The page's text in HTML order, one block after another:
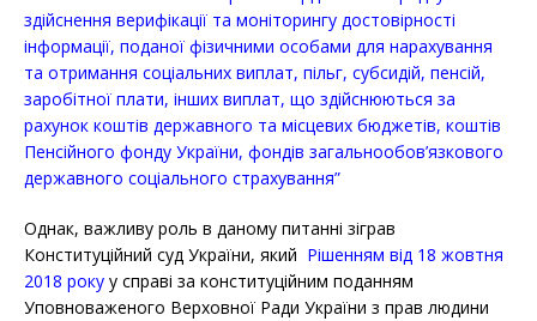
здійснення верифікації та моніторингу достовірності
інформації, поданої фізичними особами для нарахування
та отримання соціальних виплат, пільг, субсидій, пенсій,
заробітної плати, інших виплат, що здійснюються за
рахунок коштів державного та місцевих бюджетів, коштів
Пенсійного фонду України, фондів загальнообов’язкового
державного соціального страхування”
Однак, важливу роль в даному питанні зіграв
Конституційний суд України, який Рішенням від 18 жовтня
2018 року у справі за конституційним поданням
Уповноваженого Верховної Ради України з прав людини